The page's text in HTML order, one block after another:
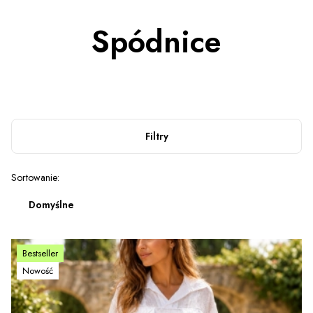
Spódnice
Filtry
Lista produktów
Sortowanie:
Domyślne
Bestseller
Nowość